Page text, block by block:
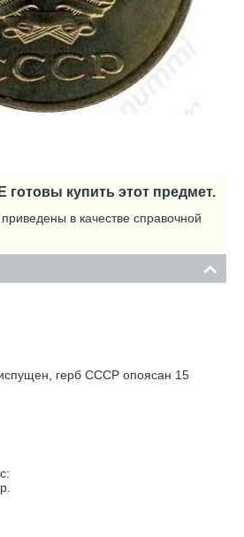
купить этот предмет.
в качестве справочной
герб СССР опоясан 15